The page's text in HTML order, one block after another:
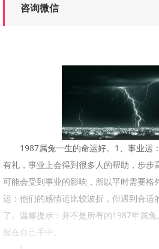
咨询微信
1987属兔一生的命运好。1、事业运
有礼，事业上会得到很多人的帮助，步步
可能会受到事业的影响，所以平时需要格
运：他们的感情运比较波折，但遇到合适
了。温馨提示：并不是所有的1987年属
握在自己手中。